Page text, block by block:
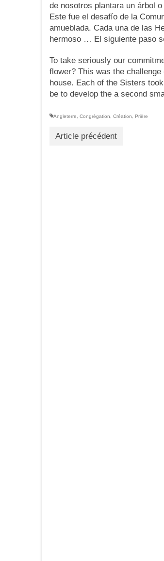
de nosotros plantara un árbol
Este fue el desafío de la
amueblada. Cada una de las
hermoso … El siguiente paso
To take seriously our
flower? This was the
house. Each of the Sisters
be to develop the a second
Angleterre Congrégation Création Prière
Article précédent